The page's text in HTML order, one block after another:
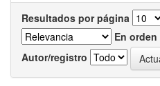
Resultados por página
En orden
Autor/registro